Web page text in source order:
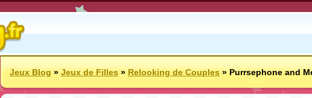
Jeux Blog»Jeux de Filles»Relooking de Couples»Purrsephone and